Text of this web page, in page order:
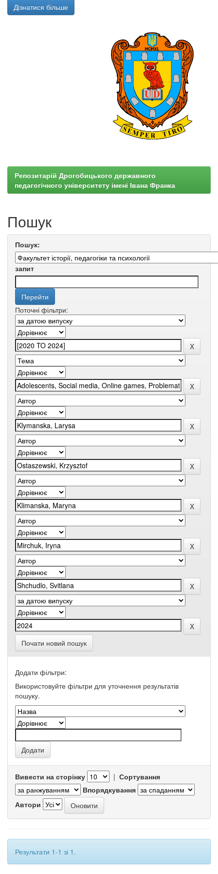
Дізнатися більше
Репозитарій Дрогобицького державного
педагогічного університету імені Івана Франка
Пошук
Пошук:
запит
Поточні фільтри:
Почати новий пошук
Додати фільтри:
Використовуйте фільтри для уточнення результатів
пошуку.
Вивести на сторінку | Сортування
Впорядкування
Автори
Результати 1-1 зі 1.